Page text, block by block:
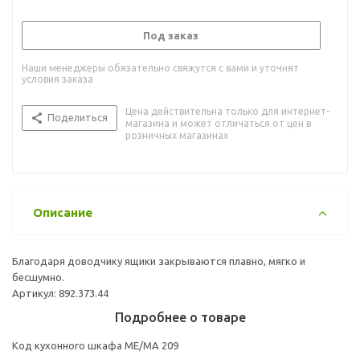
Под заказ
Наши менеджеры обязательно свяжутся с вами и уточнят
условия заказа
Поделиться
Цена действительна только для интернет-
магазина и может отличаться от цен в
розничных магазинах
Описание
Благодаря доводчику ящики закрываются плавно, мягко и
бесшумно.
Артикул: 892.373.44
Подробнее о товаре
Код кухонного шкафа ME/MA 209